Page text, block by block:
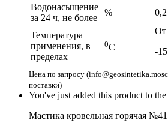
Водонасыщение
за 24 ч, не более
% 0,2
Температура
применения, в
пределах
0С
От
-15
Цена по запросу
поставки)
You've just added this product to the
Мастика кровельная горячая